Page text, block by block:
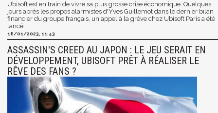
Ubisoft est en train de vivre sa plus grosse crise économique. Quelques
jours après les propos alarmistes d'Yves Guillemot dans le dernier bilan
financier du groupe français, un appel à la grève chez Ubisoft Paris a été
lancé.
18/01/2023, 11:43
ASSASSIN'S CREED AU JAPON : LE JEU SERAIT EN
DÉVELOPPEMENT, UBISOFT PRÊT À RÉALISER LE
RÊVE DES FANS ?